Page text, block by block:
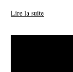
Lire la suite